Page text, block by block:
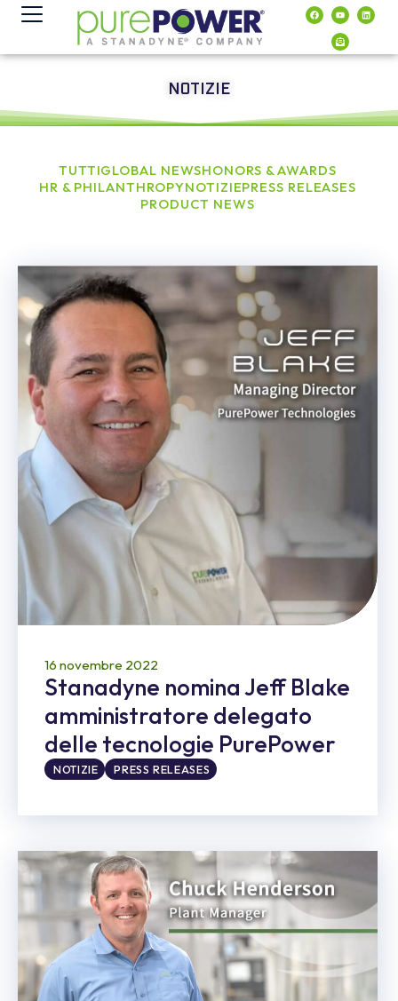
contenuto
NOTIZIE
TUTTIGLOBAL NEWSHONORS & AWARDS
HR & PHILANTHROPYNOTIZIEPRESS RELEASES
PRODUCT NEWS
16 novembre 2022
Stanadyne nomina Jeff Blake
amministratore delegato
delle tecnologie PurePower
NOTIZIE PRESS RELEASES